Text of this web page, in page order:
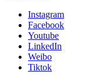
Instagram
Facebook
Youtube
LinkedIn
Weibo
Tiktok